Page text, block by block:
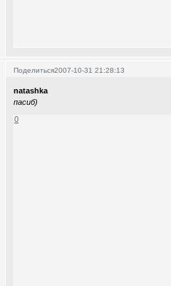
Поделиться2007-10-31 21:28:13
natashka
пасиб)
0